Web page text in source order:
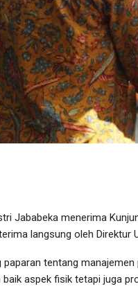
Jababeka menerima
langsung oleh
tentang
aspek fisik tetapi juga